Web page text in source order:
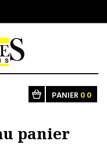
PANIER00
panier